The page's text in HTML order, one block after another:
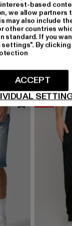
-40%
based
we allow partners
may also include
other countries
standard. If you
By clicking
ACCEPT